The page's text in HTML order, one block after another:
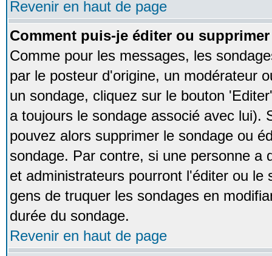
Revenir en haut de page
Comment puis-je éditer ou
Comme pour les messages, les
par le posteur d'origine, un modérateur
un sondage, cliquez sur le bouton
a toujours le sondage associé avec lui).
pouvez alors supprimer le sondage ou
sondage. Par contre, si une personne a
et administrateurs pourront l'éditer ou le
gens de truquer les sondages en
durée du sondage.
Revenir en haut de page